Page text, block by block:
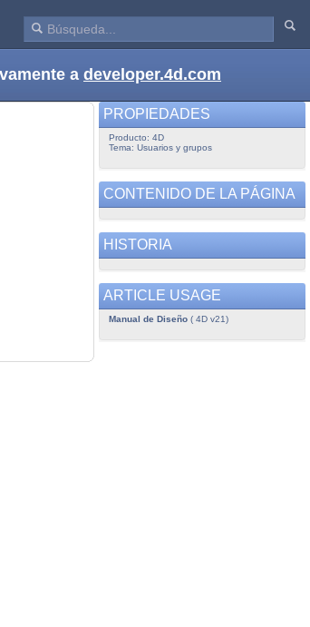
a developer.4d.com
PROPIEDADES
Producto: 4D
Tema: Usuarios y grupos
CONTENIDO DE LA PÁGINA
HISTORIA
ARTICLE USAGE
Manual de Diseño( 4D v21)